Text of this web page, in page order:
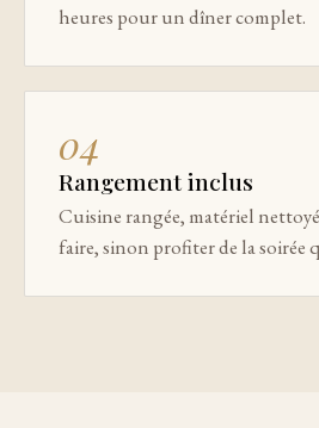
heures pour un dîner complet.
04
Rangement inclus
Cuisine rangée, matériel
faire, sinon profiter de la soirée